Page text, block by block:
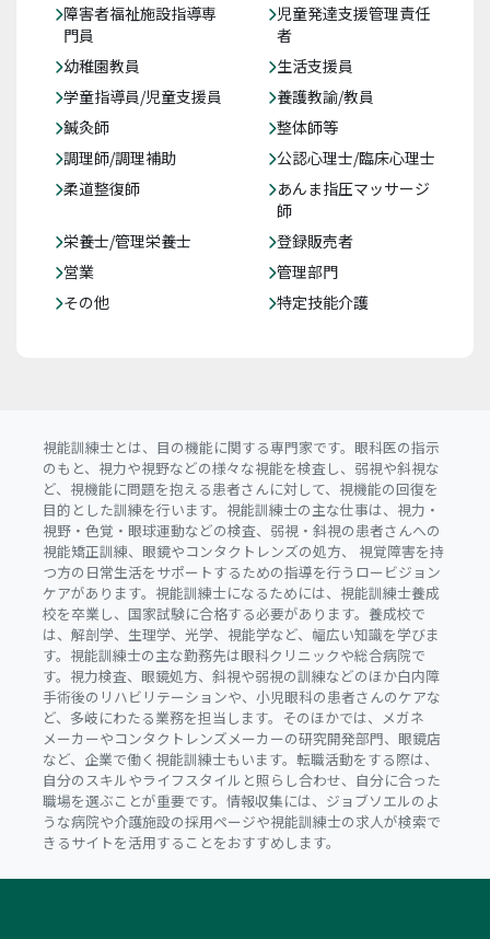
障害者福祉施設指導専
門員
児童発達支援管理責任
者
幼稚園教員
生活支援員
学童指導員/児童支援員
養護教諭/教員
鍼灸師
整体師等
調理師/調理補助
公認心理士/臨床心理士
柔道整復師
あんま指圧マッサージ
師
栄養士/管理栄養士
登録販売者
営業
管理部門
その他
特定技能介護
視能訓練士とは、目の機能に関する専門家です。眼科医の指示
のもと、視力や視野などの様々な視能を検査し、弱視や斜視な
ど、視機能に問題を抱える患者さんに対して、視機能の回復を
目的とした訓練を行います。視能訓練士の主な仕事は、視力・
視野・色覚・眼球運動などの検査、弱視・斜視の患者さんへの
視能矯正訓練、眼鏡やコンタクトレンズの処方、 視覚障害を持
つ方の日常生活をサポートするための指導を行うロービジョン
ケアがあります。視能訓練士になるためには、視能訓練士養成
校を卒業し、国家試験に合格する必要があります。養成校で
は、解剖学、生理学、光学、視能学など、幅広い知識を学びま
す。視能訓練士の主な勤務先は眼科クリニックや総合病院で
す。視力検査、眼鏡処方、斜視や弱視の訓練などのほか白内障
手術後のリハビリテーションや、小児眼科の患者さんのケアな
ど、多岐にわたる業務を担当します。そのほかでは、メガネ
メーカーやコンタクトレンズメーカーの研究開発部門、眼鏡店
など、企業で働く視能訓練士もいます。転職活動をする際は、
自分のスキルやライフスタイルと照らし合わせ、自分に合った
職場を選ぶことが重要です。情報収集には、ジョブソエルのよ
うな病院や介護施設の採用ページや視能訓練士の求人が検索で
きるサイトを活用することをおすすめします。